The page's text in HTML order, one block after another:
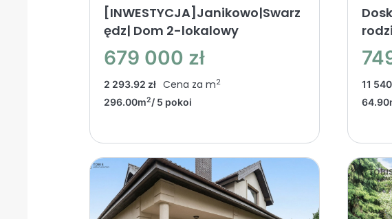
[INWESTYCJA]Janikowo|Swarz
ędz| Dom 2-lokalowy
679 000 zł
2 293.92 zł Cena za m2
296.00m2/ 5 pokoi
11